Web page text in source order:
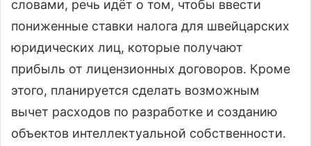
словами, речь идёт о том, чтобы ввести
пониженные ставки налога для швейцарских
юридических лиц, которые получают
прибыль от лицензионных договоров. Кроме
этого, планируется сделать возможным
вычет расходов по разработке и созданию
объектов интеллектуальной собственности.